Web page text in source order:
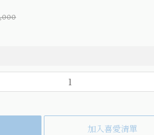
加入喜愛清單